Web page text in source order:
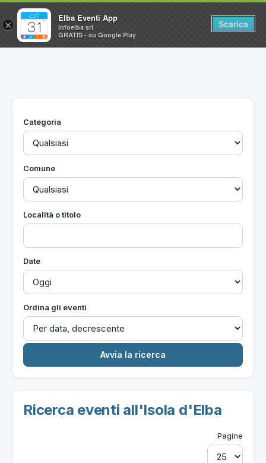
Home
Utilità
Categoria
Comune
Località o titolo
Date
Ordina gli eventi
Ricerca eventi all'Isola d'Elba
Pagine
×
Elba Eventi App
Infoelba srl
GRATIS - su Google Play
Scarica